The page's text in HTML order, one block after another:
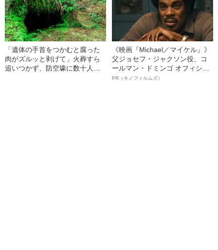
「遺体の手首をつかむと腐った
肉がズルッと剥げて」火葬すら
追いつかず、防空壕に数十人
《映画『Michael／マイケル』》
父ジョセフ・ジャクソン役、コ
ールマン・ドミンゴ オフィシャ
ルインタビュー“観客を魅了した
PR（キノフィルムズ）